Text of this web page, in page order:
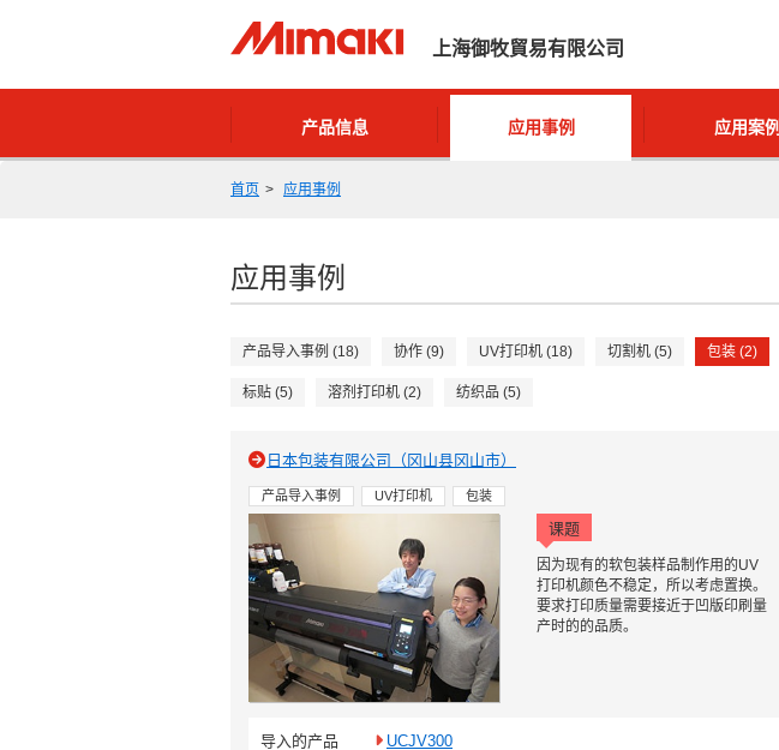
上海御牧貿易有限公司
产品信息 应用事例 应用案例
首页 应用事例
应用事例
产品导入事例 (18) 协作 (9) UV打印机 (18) 切割机 (5) 包装 (2)
标贴 (5) 溶剂打印机 (2) 纺织品 (5)
日本包装有限公司（冈山县冈山市）
产品导入事例 UV打印机 包装
课题
因为现有的软包装样品制作用的UV
打印机颜色不稳定，所以考虑置换。
要求打印质量需要接近于凹版印刷量
产时的的品质。
导入的产品
UCJV300